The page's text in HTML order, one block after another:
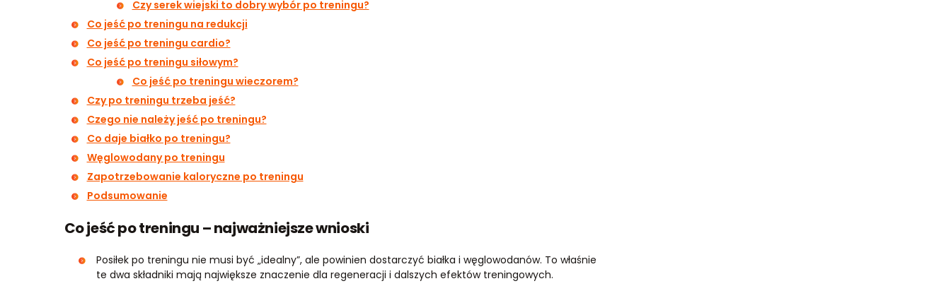
Czy serek wiejski to dobry wybór po treningu?
Co jeść po treningu na redukcji
Co jeść po treningu cardio?
Co jeść po treningu siłowym?
Co jeść po treningu wieczorem?
Czy po treningu trzeba jeść?
Czego nie należy jeść po treningu?
Co daje białko po treningu?
Węglowodany po treningu
Zapotrzebowanie kaloryczne po treningu
Podsumowanie
Co jeść po treningu – najważniejsze wnioski
Posiłek po treningu nie musi być „idealny”, ale powinien dostarczyć białka i węglowodanów. To właśnie
te dwa składniki mają największe znaczenie dla regeneracji i dalszych efektów treningowych.